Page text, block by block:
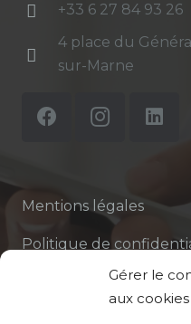
Gérer le
aux cookies
+33 6 27 84 93 26
4 place du
sur-Marne
Mentions légales
Politique de
Politique de protection